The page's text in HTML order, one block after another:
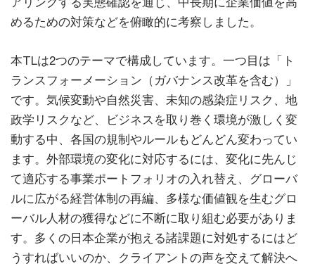
めるための対策などを俯瞰的に考察しました。
本TLは2つのテーマで構成しています。一つ目は「ト
ランスフォーメーション（ガバナンス改革を含む）」
です。気候変動や自然災害、未知の感染症リスク、地
政学リスクなど、ビジネスを取り巻く環境が激しく変
動する中、各国の規制やルールもどんどん変わってい
ます。外部環境の変化に対応するには、変化に先んじ
て適応する事業ポートフォリオの入れ替え、グローバ
ルに広がる経営体制の再編、多様な価値観を生むグロ
ーバル人材の獲得などに不断に取り組む必要がありま
す。多くの日本企業が抱える諸課題に対処するにはど
うすればいいのか、クライアントの声を交えて解決へ